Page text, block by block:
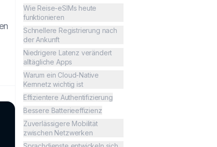
Wie Reise-eSIMs heute
funktionieren
Schnellere Registrierung nach
der Ankunft
Niedrigere Latenz verändert
alltägliche Apps
Warum ein Cloud-Native
Kernnetz wichtig ist
Effizientere Authentifizierung
Bessere Batterieeffizienz
Zuverlässigere Mobilität
zwischen Netzwerken